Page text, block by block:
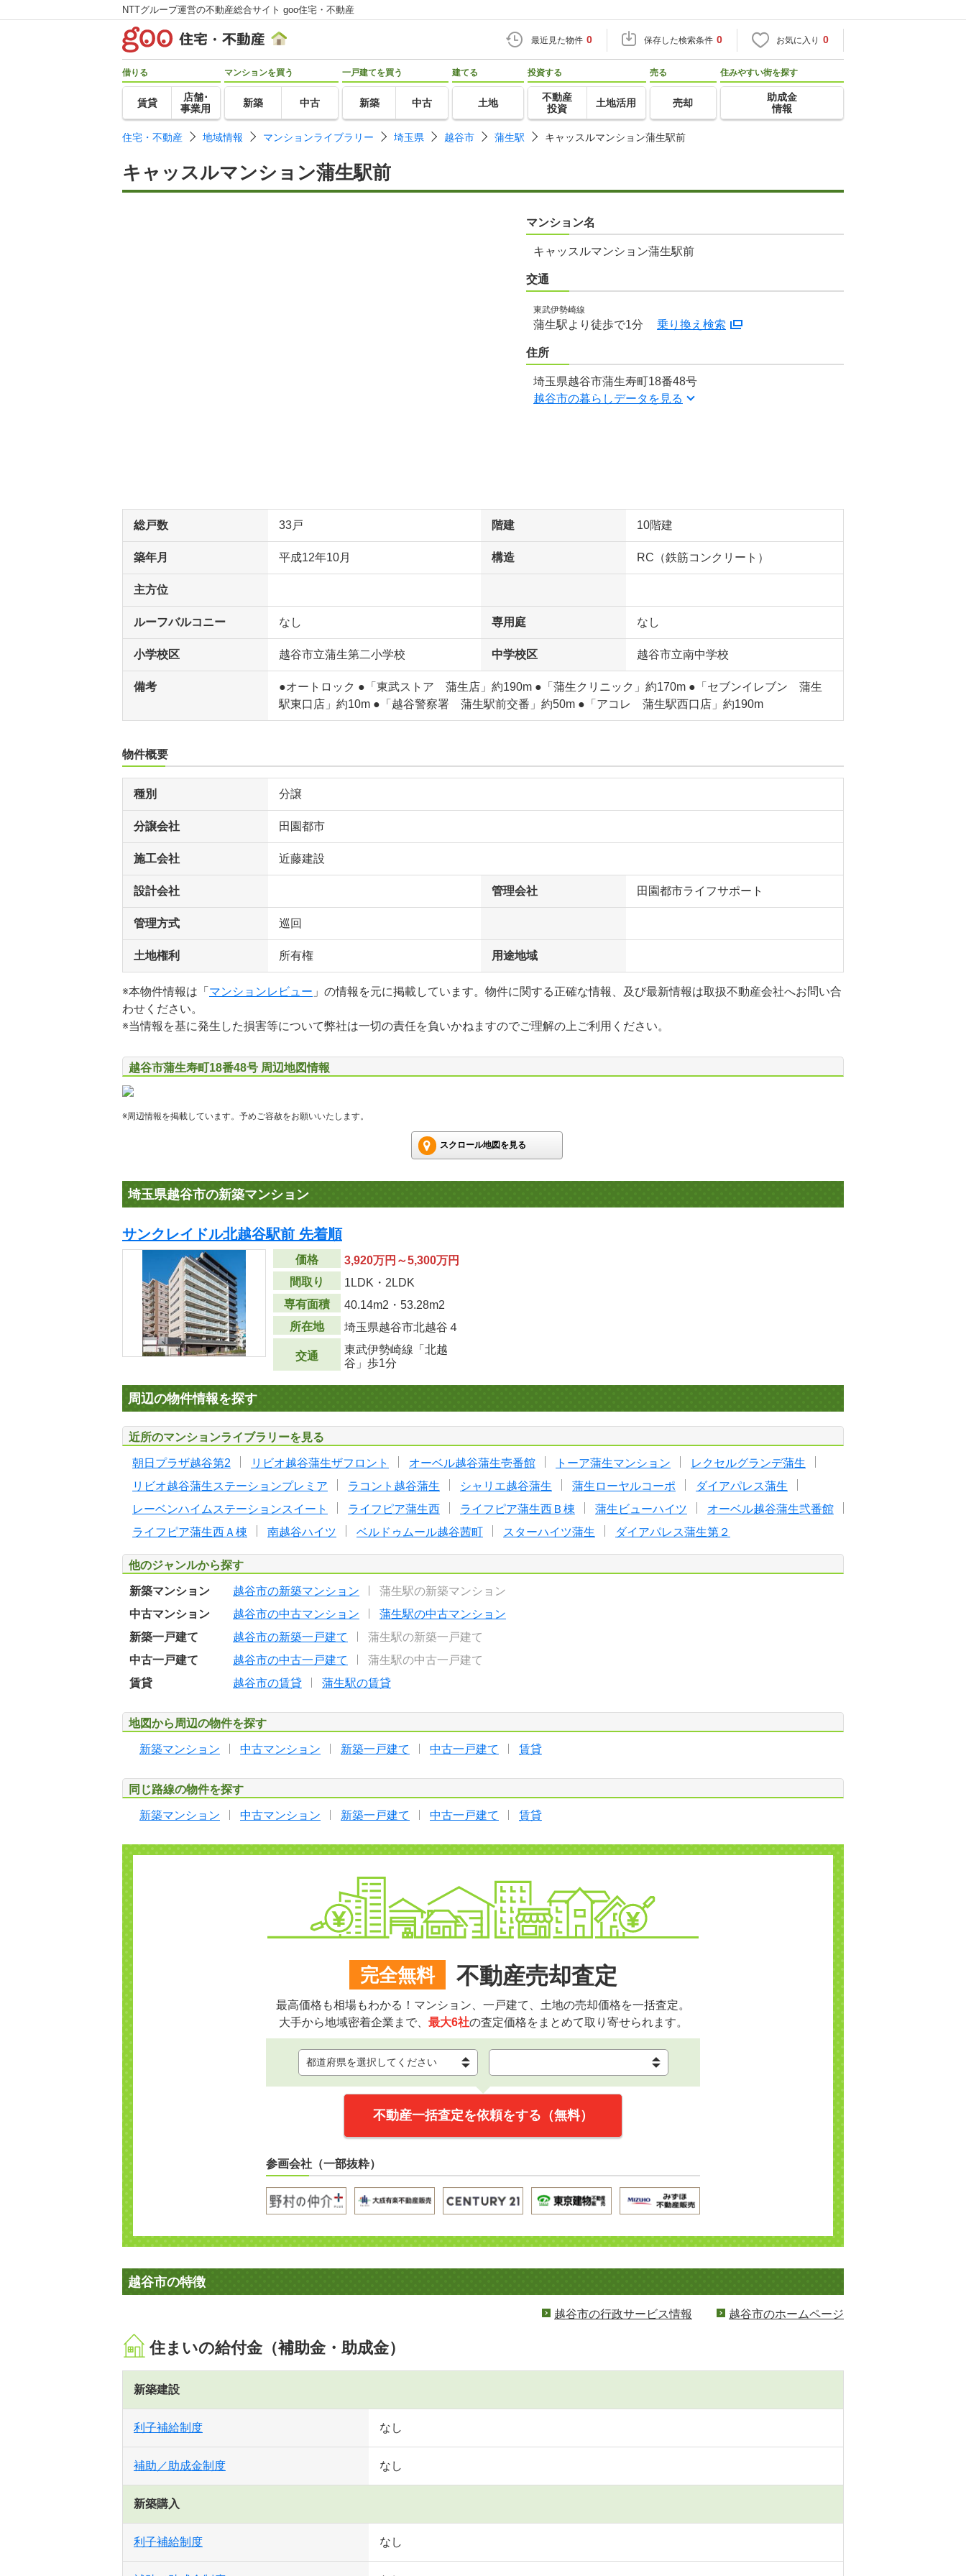
NTTグループ運営の不動産総合サイト goo住宅・不動産
最近見た物件 0 保存した検索条件 0 お気に入り 0
借りる
賃貸
店舗･
事業用
マンションを買う
新築 中古
一戸建てを買う
新築 中古
建てる
土地
投資する
不動産
投資
土地活用
売る
売却
住みやすい街を探す
助成金
情報
住宅・不動産 地域情報 マンションライブラリー 埼玉県 越谷市 蒲生駅 キャッスルマンション蒲生駅前
キャッスルマンション蒲生駅前
マンション名
キャッスルマンション蒲生駅前
交通
東武伊勢崎線
蒲生駅より徒歩で1分 乗り換え検索
住所
埼玉県越谷市蒲生寿町18番48号
越谷市の暮らしデータを見る
総戸数 33戸 階建 10階建
築年月 平成12年10月 構造 RC（鉄筋コンクリート）
主方位
ルーフバルコニー なし 専用庭 なし
小学校区 越谷市立蒲生第二小学校 中学校区 越谷市立南中学校
備考
●オートロック ●「東武ストア 蒲生店」約190m ●「蒲生クリニック」約170m ●「セブンイレブン 蒲生
駅東口店」約10m ●「越谷警察署 蒲生駅前交番」約50m ●「アコレ 蒲生駅西口店」約190m
物件概要
種別 分譲
分譲会社 田園都市
施工会社 近藤建設
設計会社 管理会社 田園都市ライフサポート
管理方式 巡回
土地権利 所有権 用途地域
※本物件情報は「 マンションレビュー 」の情報を元に掲載しています。物件に関する正確な情報、及び最新情報は取扱不動産会社へお問い合
わせください。
※当情報を基に発生した損害等について弊社は一切の責任を負いかねますのでご理解の上ご利用ください。
越谷市蒲生寿町18番48号 周辺地図情報
※周辺情報を掲載しています。予めご容赦をお願いいたします。
スクロール地図を見る
埼玉県越谷市の新築マンション
サンクレイドル北越谷駅前 先着順
価格
3,920万円～5,300万円
間取り
1LDK・2LDK
専有面積
40.14m2 ・53.28m2
所在地
埼玉県越谷市北越谷４
交通
東武伊勢崎線「北越
谷」歩1分
周辺の物件情報を探す
近所のマンションライブラリーを見る
朝日プラザ越谷第2 リビオ越谷蒲生ザフロント オーベル越谷蒲生壱番館 トーア蒲生マンション
レクセルグランデ蒲生
リビオ越谷蒲生ステーションプレミア
ラコント越谷蒲生 シャリエ越谷蒲生 蒲生ローヤルコーポ
ダイアパレス蒲生
レーベンハイムステーションスイート
ライフピア蒲生西 ライフピア蒲生西Ｂ棟 蒲生ビューハイツ
オーベル越谷蒲生弐番館
ライフピア蒲生西Ａ棟
南越谷ハイツ ベルドゥムール越谷茜町 スターハイツ蒲生 ダイアパレス蒲生第２
他のジャンルから探す
新築マンション 越谷市の新築マンション
蒲生駅の新築マンション
中古マンション
越谷市の中古マンション
蒲生駅の中古マンション
新築一戸建て
越谷市の新築一戸建て
蒲生駅の新築一戸建て
中古一戸建て
越谷市の中古一戸建て
蒲生駅の中古一戸建て
賃貸
越谷市の賃貸 蒲生駅の賃貸
地図から周辺の物件を探す
新築マンション 中古マンション 新築一戸建て 中古一戸建て 賃貸
同じ路線の物件を探す
新築マンション 中古マンション 新築一戸建て 中古一戸建て 賃貸
完全無料 不動産売却査定
最高価格も相場もわかる！マンション、一戸建て、土地の売却価格を一括査定。
大手から地域密着企業まで、 最大6社の査定価格をまとめて取り寄せられます。
不動産一括査定を依頼をする（無料）
参画会社（一部抜粋）
越谷市の特徴
越谷市の行政サービス情報 越谷市のホームページ
住まいの給付金（補助金・助成金）
新築建設
利子補給制度 なし
補助／助成金制度 なし
新築購入
利子補給制度 なし